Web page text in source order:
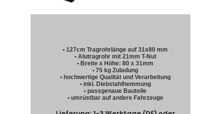
•127cmTragrohrlänge auf 31x80 mm
• Alutragrohr mit 21mm T-Nut
• Breite x Höhe: 80 x 31mm
• 75 kg Zuladung
• hochwertige Qualität und Verarbeitung
• inkl. Diebstahlhemmung
• passgenaue Bauteile
• umrüstbar auf andere Fahrzeuge